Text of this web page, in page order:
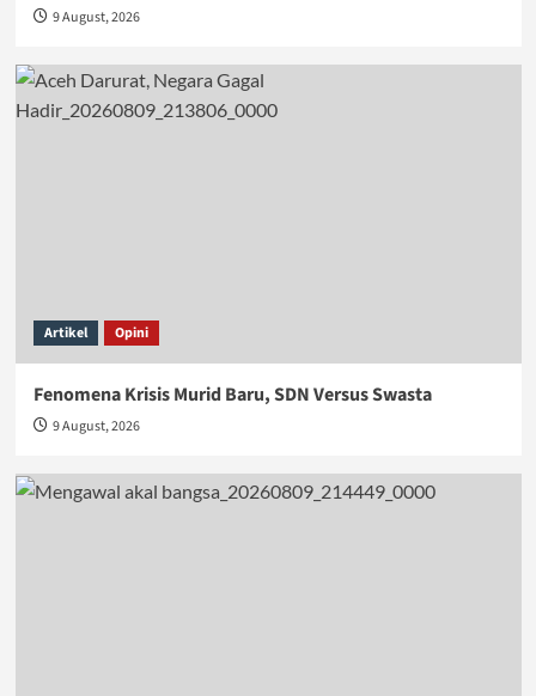
9 August, 2026
Artikel Opini
Fenomena Krisis Murid Baru, SDN Versus Swasta
9 August, 2026